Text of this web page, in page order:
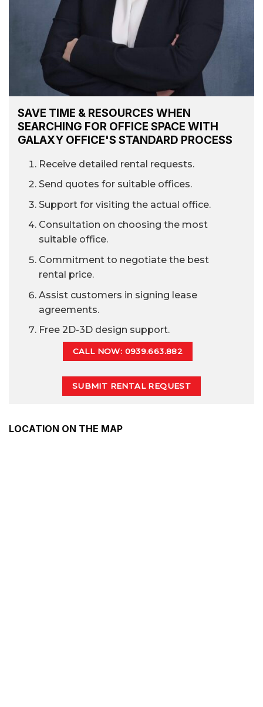
SAVE TIME & RESOURCES WHEN
SEARCHING FOR OFFICE SPACE WITH
GALAXY OFFICE'S STANDARD PROCESS
Receive detailed rental requests.
Send quotes for suitable offices.
Support for visiting the actual office.
Consultation on choosing the most
suitable office.
Commitment to negotiate the best
rental price.
Assist customers in signing lease
agreements.
Free 2D-3D design support.
CALL NOW: 0939.663.882
SUBMIT RENTAL REQUEST
LOCATION ON THE MAP